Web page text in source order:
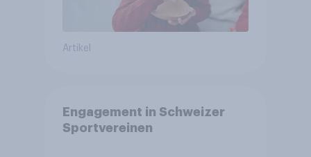
Artikel
Engagement in Schweizer
Sportvereinen